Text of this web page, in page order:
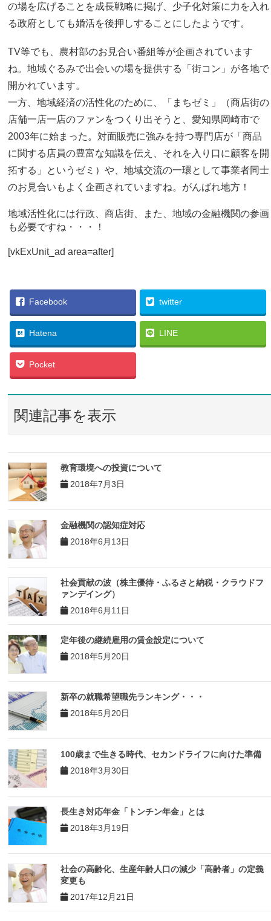
の場を広げることを成長戦略に掲げ、少子化対策に力を入れ
る政府としても婚活を後押しすることにしたようです。
TV等でも、農村部のお見合い番組等が企画されています
ね。地域ぐるみで出会いの場を提供する「街コン」が各地で
開かれています。
一方、地域経済の活性化のために、「まちゼミ」
（商店街の
店舗一店一店のファンをつくり出そうと、愛知県岡崎市で
2003年に始まった。対面販売に強みを持つ専門店が「商品
に関する店員の豊富な知識を伝え、それを入り口に顧客を開
拓する」というゼミ）や、地域交流の一環として事業者同士
のお見合いもよく企画されていますね。がんばれ地方！
地域活性化には行政、商店街、また、地域の金融機関の参画
も必要ですね・・・！
[vkExUnit_ad area=after]
Facebook twitter
Hatena LINE
Pocket
関連記事を表示
教育環境への投資について
2018年7月3日
金融機関の認知症対応
2018年6月13日
社会貢献の波（株主優待・ふるさと納税・クラウドフ
ァンデイング）
2018年6月11日
定年後の継続雇用の賃金設定について
2018年5月20日
新卒の就職希望職先ランキング・・・
2018年5月20日
100歳まで生きる時代、セカンドライフに向けた準備
2018年3月30日
長生き対応年金「トンチン年金」とは
2018年3月19日
社会の高齢化、生産年齢人口の減少「高齢者」の定義
変更も
2017年12月21日